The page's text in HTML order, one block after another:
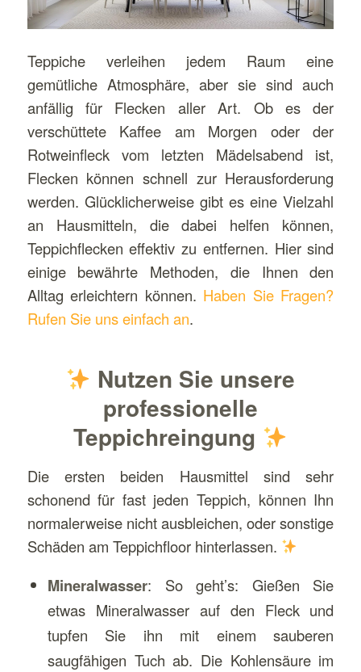
Teppiche verleihen jedem Raum eine
gemütliche Atmosphäre, aber sie sind auch
anfällig für Flecken aller Art. Ob es der
verschüttete Kaffee am Morgen oder der
Rotweinfleck vom letzten Mädelsabend ist,
Flecken können schnell zur Herausforderung
werden. Glücklicherweise gibt es eine Vielzahl
an Hausmitteln, die dabei helfen können,
Teppichflecken effektiv zu entfernen. Hier sind
einige bewährte Methoden, die Ihnen den
Alltag erleichtern können. Haben Sie Fragen?
Rufen Sie uns einfach an.
Nutzen Sie unsere
professionelle
Teppichreingung
Die ersten beiden Hausmittel sind sehr
schonend für fast jeden Teppich, können Ihn
normalerweise nicht ausbleichen, oder sonstige
Schäden am Teppichfloor hinterlassen.
Mineralwasser: So geht’s: Gießen Sie
etwas Mineralwasser auf den Fleck und
tupfen Sie ihn mit einem sauberen
saugfähigen Tuch ab. Die Kohlensäure im